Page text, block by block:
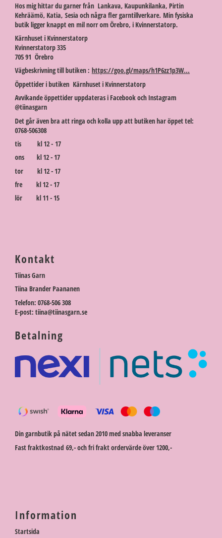
Hos mig hittar du garner från Lankava, Kaupunkilanka, Pirtin
Kehräämö, Katia, Sesia och några fler garntillverkare. Min fysiska
butik ligger knappt en mil norr om Örebro, i Kvinnerstatorp.
Kärnhuset i Kvinnerstatorp
Kvinnerstatorp 335
705 91 Örebro
Vägbeskrivning till butiken : https://goo.gl/maps/h1P6zz1p3W...
Öppettider i butiken Kärnhuset i Kvinnerstatorp
Avvikande öppettider uppdateras i Facebook och Instagram
@tiinasgarn
Det går även bra att ringa och kolla upp att butiken har öppet tel:
0768-506308
tis kl 12 - 17
ons kl 12 - 17
tor kl 12 - 17
fre kl 12 - 17
lör kl 11 - 15
Kontakt
Tiinas Garn
Tiina Brander Paananen
Telefon: 0768-506 308
E-post: tiina@tiinasgarn.se
Betalning
Din garnbutik på nätet sedan 2010 med snabba leveranser
Fast fraktkostnad 69,- och fri frakt ordervärde över 1200,-
Information
Startsida